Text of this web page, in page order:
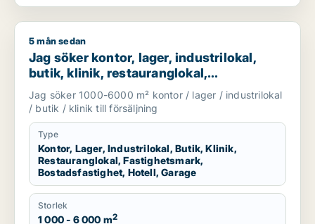
Jag söker kontor, lager, industrilokal, butik, klinik,
5 mån sedan
Jag söker kontor, lager, industrilokal,
butik, klinik, restauranglokal,
fastighetsmark, bostadsfastighet, hotell
eller garage till salu i Härryda, Partille
eller Öckerö m.fl.
Jag söker 1000-6000 m² kontor / lager / industrilokal
/ butik / klinik till försäljning
Type
Kontor, Lager, Industrilokal, Butik, Klinik,
Restauranglokal, Fastighetsmark,
Bostadsfastighet, Hotell, Garage
Storlek
1 000 - 6 000 m2